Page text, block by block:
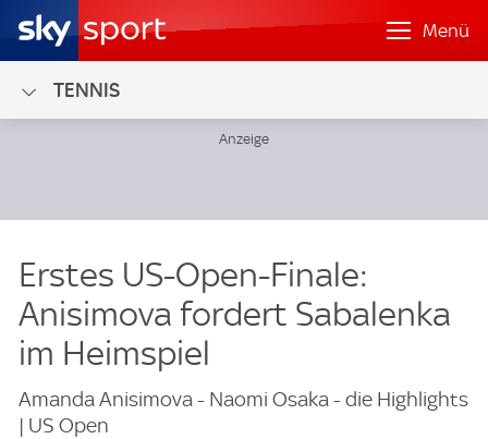
Menü
TENNIS
Erstes US-Open-Finale:
Anisimova fordert Sabalenka
im Heimspiel
Amanda Anisimova - Naomi Osaka - die Highlights
| US Open